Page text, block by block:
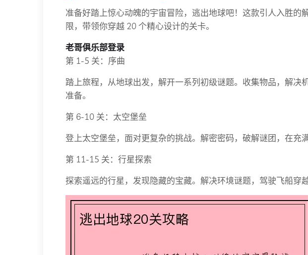
准备好踏上惊心动魄的宇宙冒险，逃出地球吧！这款引人入胜的
限，带领你穿越 20 个精心设计的关卡。
老哥俱乐部登录
第 1-5 关：序曲
踏上旅程，从地球出发，解开一系列初级谜题。收集物品，解决
准备。
第 6-10 关：太空堡垒
登上太空堡垒，面对更复杂的挑战。解密密码，破解谜团，在充
第 11-15 关：行星探索
探索遥远的行星，发现隐藏的宝藏。解决环境谜题，驾驶飞船穿